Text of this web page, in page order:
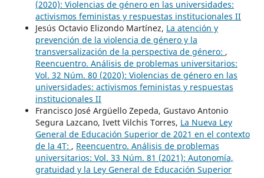
(2020): Violencias de género en las universidades:
activismos feministas y respuestas institucionales II
Jesús Octavio Elizondo Martínez, La atención y
prevención de la violencia de género y la
transversalización de la perspectiva de género: ,
Reencuentro. Análisis de problemas universitarios:
Vol. 32 Núm. 80 (2020): Violencias de género en las
universidades: activismos feministas y respuestas
institucionales II
Francisco José Argüello Zepeda, Gustavo Antonio
Segura Lazcano, Ivett Vilchis Torres, La Nueva Ley
General de Educación Superior de 2021 en el contexto
de la 4T: , Reencuentro. Análisis de problemas
universitarios: Vol. 33 Núm. 81 (2021): Autonomía,
gratuidad y la Ley General de Educación Superior